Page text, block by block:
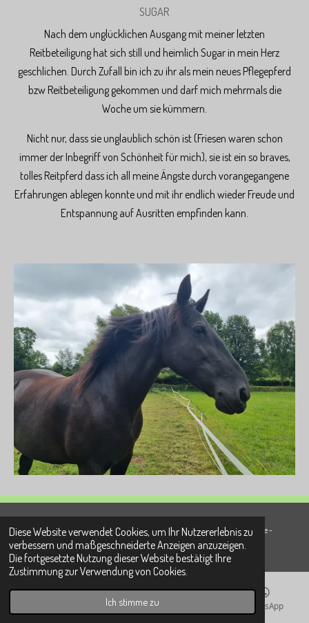
Diese Website verwendet Cookies, um Ihr Nutzererlebnis zu
verbessern und maßgeschneiderte Anzeigen anzuzeigen.
Die fortgesetzte Nutzung dieser Website bestätigt Ihre
Zustimmung zur Verwendung von Cookies.
Ich stimme zu
SUGAR
Nach dem unglücklichen Ausgang mit meiner letzten
Reitbeteiligung hat sich still und heimlich Sugar in mein Herz
geschlichen. Durch Zufall bin ich zu ihr als mein neues Pflegepferd
bzw Reitbeteiligung gekommen und darf mich mehrmals die
Woche um sie kümmern.
Nicht nur, dass sie unglaublich schön ist (Friesen waren schon
immer der Inbegriff von Schönheit für mich), sie ist ein so braves,
tolles Reitpferd dass ich all meine Ängste durch vorangegangene
Erfahrungen ablegen konnte und mit ihr endlich wieder Freude und
Entspannung auf Ausritten empfinden kann.
© 2022 - 2026 fitFURmotion Tierphysiotherapie - Osteopathie - Traumatherapie -
Ernährungsberatung - Allergieberatung Dingstätte 34, 25421 Pinneberg
Telefon WhatsApp